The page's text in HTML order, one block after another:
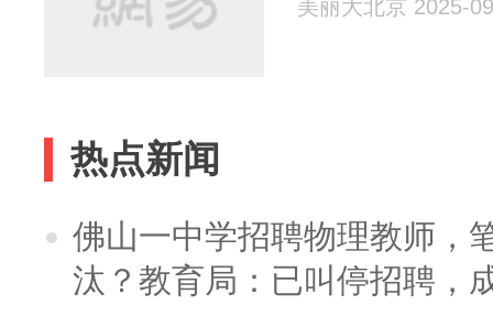
美丽大北京 2025-
热点新闻
佛山一中学招聘物理教师，
汰？教育局：已叫停招聘，